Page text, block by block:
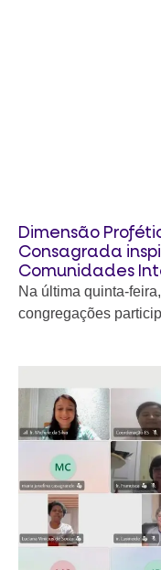
Dimensão
Consagrada
Comunidades
Na última quinta-
congregações